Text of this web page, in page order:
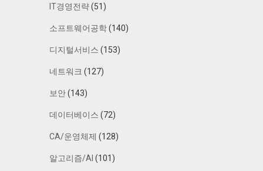
IT경영전략(51)
소프트웨어공학(140)
디지털서비스 (153)
네트워크 (127)
보안(143)
데이터베이스 (72)
CA/운영체제 (128)
알고리즘/AI (101)